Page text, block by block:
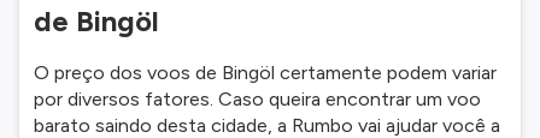
de Bingöl
O preço dos voos de Bingöl certamente podem variar
por diversos fatores. Caso queira encontrar um voo
barato saindo desta cidade, a Rumbo vai ajudar você a